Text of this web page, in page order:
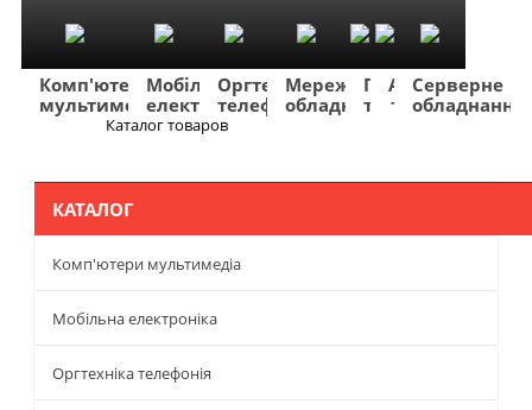
Комп'ютери
мультимедіа
Мобільна
електроніка
Оргтехніка
телефонія
Мережеве
обладнання
Побутова
техніка
TV
та
Фото
та
Авто
та
Серверне
обладнання
Каталог товаров
КАТАЛОГ
Комп'ютери мультимедіа
Мобільна електроніка
Оргтехніка телефонія